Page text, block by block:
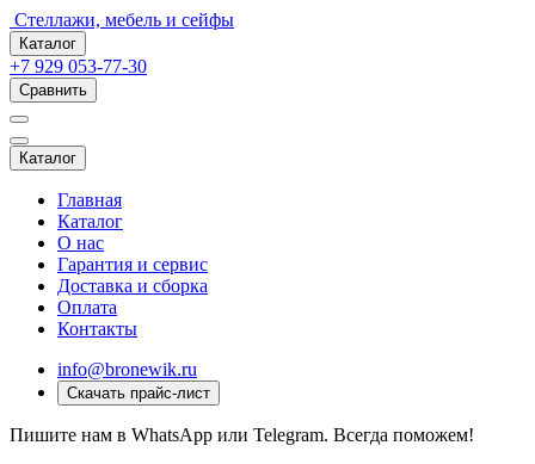
Стеллажи, мебель и сейфы
Каталог
+7 929 053-77-30
Сравнить
Каталог
Главная
Каталог
О нас
Гарантия и сервис
Доставка и сборка
Оплата
Контакты
info@bronewik.ru
Скачать прайс-лист
Пишите нам в WhatsApp или Telegram. Всегда поможем!